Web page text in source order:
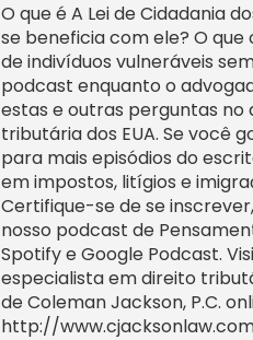
O que é A Lei de Cidadania
se beneficia com ele? O
de indivíduos vulneráveis
podcast enquanto o
estas e outras perguntas no
tributária dos EUA. Se você
para mais episódios do
em impostos, litígios e
Certifique-se de se
nosso podcast de
Spotify e Google Podcast.
especialista em direito
de Coleman Jackson, P.C.
http://